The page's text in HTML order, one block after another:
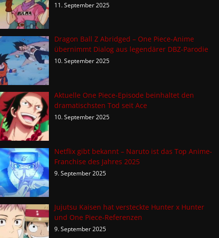
11. September 2025
Dragon Ball Z Abridged – One Piece-Anime
übernimmt Dialog aus legendärer DBZ-Parodie
10. September 2025
Aktuelle One Piece-Episode beinhaltet den
dramatischsten Tod seit Ace
10. September 2025
Netflix gibt bekannt – Naruto ist das Top Anime-
Franchise des Jahres 2025
9. September 2025
Jujutsu Kaisen hat versteckte Hunter x Hunter
und One Piece-Referenzen
9. September 2025